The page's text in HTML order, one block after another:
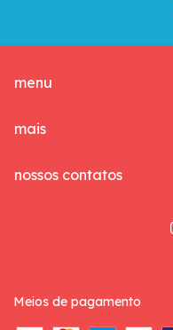
menu
mais
nossos contatos
Meios de pagamento